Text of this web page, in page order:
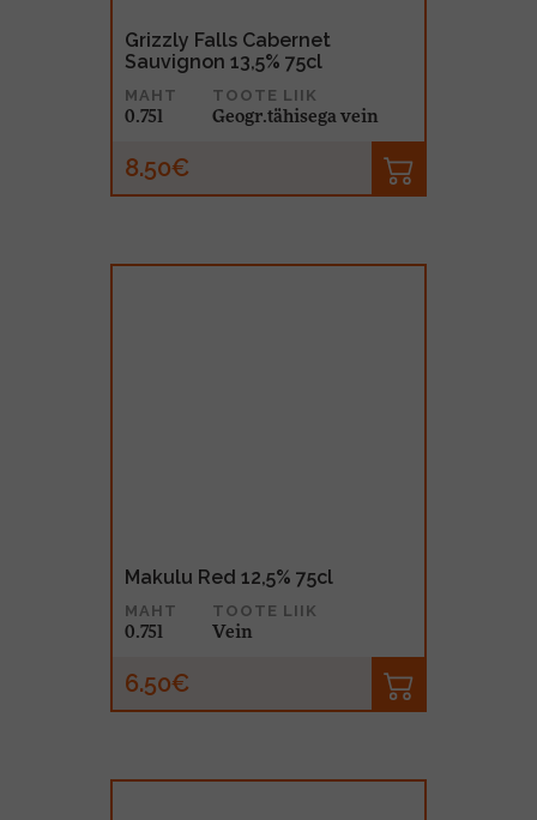
Grizzly Falls Cabernet
Sauvignon 13,5% 75cl
MAHT
0.75l
TOOTE LIIK
Geogr.tähisega vein
8.50€
Makulu Red 12,5% 75cl
MAHT
0.75l
TOOTE LIIK
Vein
6.50€